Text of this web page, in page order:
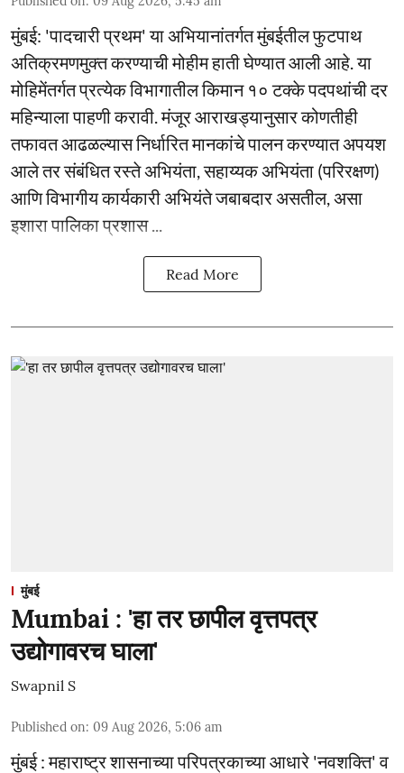
मुंबई: 'पादचारी प्रथम' या अभियानांतर्गत मुंबईतील फुटपाथ
अतिक्रमणमुक्त करण्याची मोहीम हाती घेण्यात आली आहे. या
मोहिमेंतर्गत प्रत्येक विभागातील किमान १० टक्के पदपथांची दर
महिन्याला पाहणी करावी. मंजूर आराखड्यानुसार कोणतीही
तफावत आढळल्यास निर्धारित मानकांचे पालन करण्यात अपयश
आले तर संबंधित रस्ते अभियंता, सहाय्यक अभियंता (परिरक्षण)
आणि विभागीय कार्यकारी अभियंते जबाबदार असतील, असा
इशारा पालिका प्रशास ...
Read More
मुंबई
Mumbai : 'हा तर छापील वृत्तपत्र
उद्योगावरच घाला'
Swapnil S
Published on: 09 Aug 2026, 5:06 am
मुंबई : महाराष्ट्र शासनाच्या परिपत्रकाच्या आधारे 'नवशक्ति' व